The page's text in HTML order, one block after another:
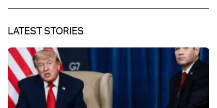
LATEST STORIES